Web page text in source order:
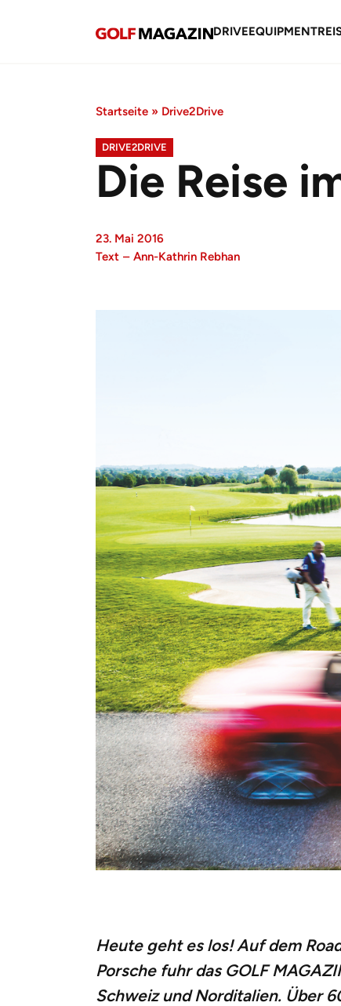
DRIVEEQUIPMENT
Startseite » Drive2Drive
DRIVE2DRIVE
Die Reise
23. Mai 2016
Text – Ann-Kathrin Rebhan
Heute geht es los! Auf dem
Porsche fuhr das GOLF
Schweiz und Norditalien. Über